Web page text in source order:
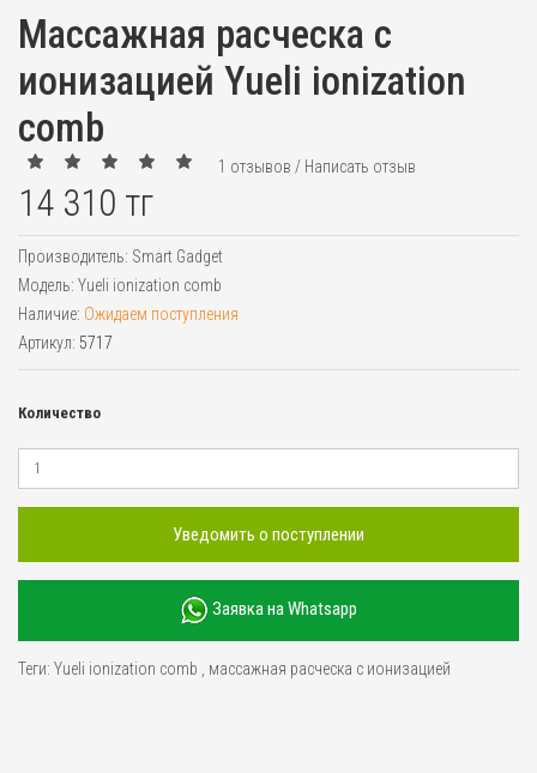
Массажная расческа с
ионизацией Yueli ionization
comb
1 отзывов / Написать отзыв
14 310 тг
Производитель: Smart Gadget
Модель: Yueli ionization comb
Наличие: Ожидаем поступления
Артикул: 5717
Количество
Уведомить о поступлении
Заявка на Whatsapp
Теги: Yueli ionization comb массажная расческа с ионизацией